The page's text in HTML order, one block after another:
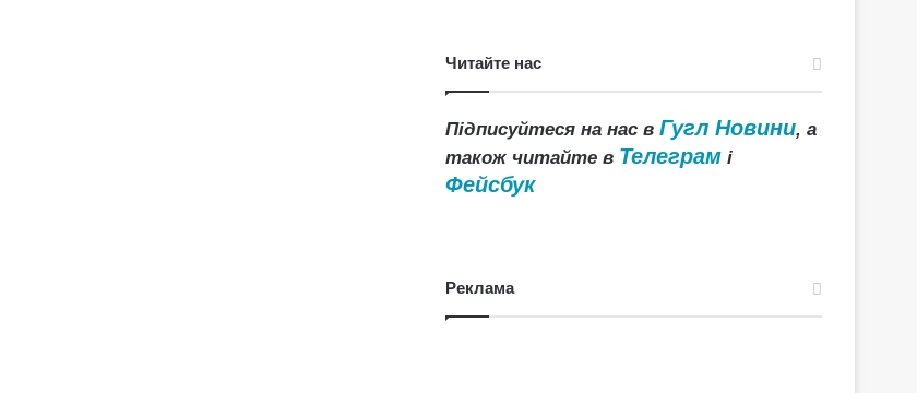
Читайте нас
Підписуйтеся на нас вГугл Новини, а
також читайте в Телеграм і
Фейсбук
Реклама